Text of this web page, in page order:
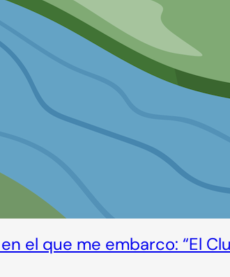
el que me embarco: “El